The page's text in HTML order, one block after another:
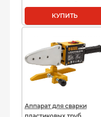
КУПИТЬ
Аппарат для сварки